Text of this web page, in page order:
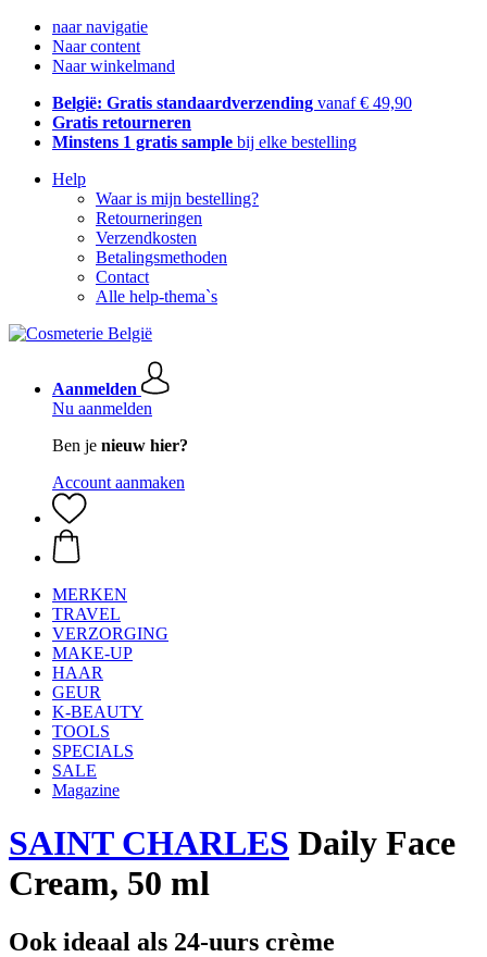
naar navigatie
Naar content
Naar winkelmand
België: Gratis standaardverzending vanaf € 49,90
Gratis retourneren
Minstens 1 gratis sample bij elke bestelling
Help
Waar is mijn bestelling?
Retourneringen
Verzendkosten
Betalingsmethoden
Contact
Alle help-thema`s
Aanmelden
Nu aanmelden
Ben je nieuw hier?
Account aanmaken
MERKEN
TRAVEL
VERZORGING
MAKE-UP
HAAR
GEUR
K-BEAUTY
TOOLS
SPECIALS
SALE
Magazine
SAINT CHARLES Daily Face
Cream, 50 ml
Ook ideaal als 24-uurs crème